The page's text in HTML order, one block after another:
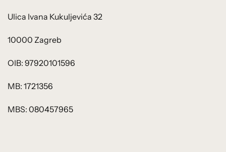
Ulica Ivana Kukuljevića 32
10000 Zagreb
OIB: 97920101596
MB: 1721356
MBS: 080457965